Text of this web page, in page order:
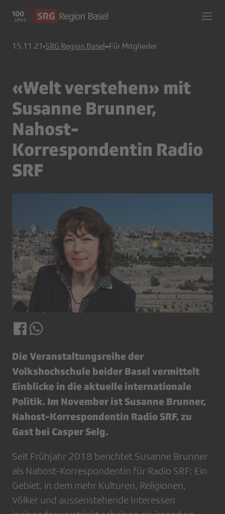
15.11.21 SRG Region Basel Für Mitglieder
«Welt verstehen» mit
Susanne Brunner,
Nahost-
Korrespondentin Radio
SRF
Die Veranstaltungsreihe der
Volkshochschule beider Basel vermittelt
Einblicke in die aktuelle internationale
Politik. Im November ist Susanne Brunner,
Nahost-Korrespondentin Radio SRF, zu
Gast bei Casper Selg.
Seit Frühjahr 2018 berichtet Susanne Brunner
als Nahost-Korrespondentin für Radio SRF: Ein
Gebiet, in dem mehr Kulturen, Religionen,
Völker und aussenstehende Interessen